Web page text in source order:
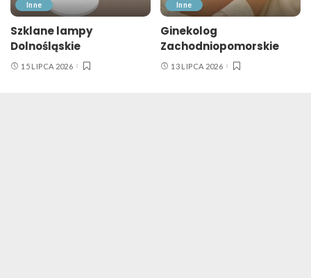
Inne
Szklane lampy
Dolnośląskie
15 LIPCA 2026
Inne
Ginekolog
Zachodniopomorskie
13 LIPCA 2026